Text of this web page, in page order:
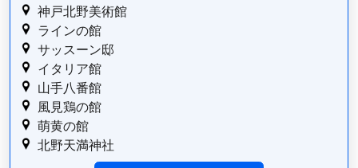
神戸北野美術館
ラインの館
サッスーン邸
イタリア館
山手八番館
風見鶏の館
萌黄の館
北野天満神社